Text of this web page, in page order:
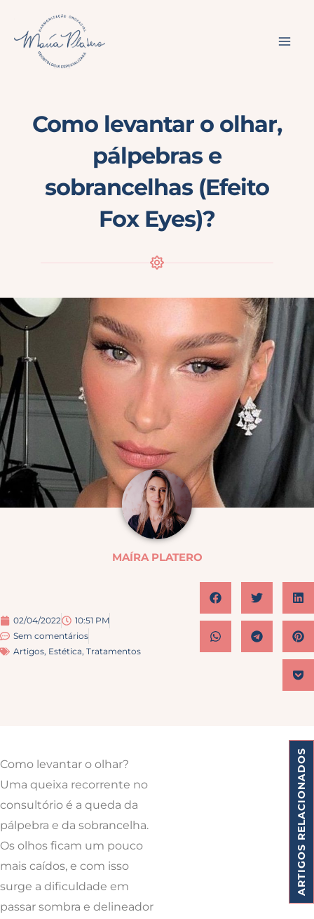
conteúdo
Como levantar o olhar,
pálpebras e
sobrancelhas (Efeito
Fox Eyes)?
MAÍRA PLATERO
02/04/2022
10:51 PM
Sem comentários
Artigos, Estética, Tratamentos
Como levantar o olhar?
Uma queixa recorrente no
consultório é a queda da
pálpebra e da sobrancelha.
Os olhos ficam um pouco
mais caídos, e com isso
surge a dificuldade em
passar sombra e delineador
ARTIGOS RELACIONADOS